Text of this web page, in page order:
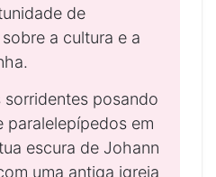
de
a cultura e a